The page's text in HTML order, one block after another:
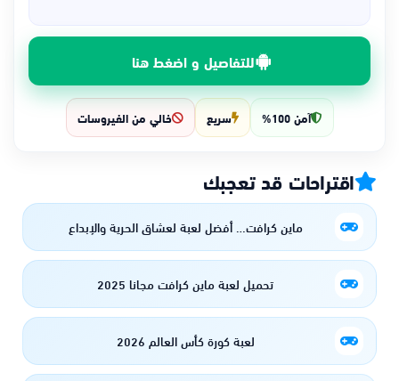
للتفاصيل و اضغط هنا
آمن 100% سريع خالي من الفيروسات
اقتراحات قد تعجبك
ماين كرافت… أفضل لعبة لعشاق الحرية والإبداع
تحميل لعبة ماين كرافت مجانا 2025
لعبة كورة كأس العالم 2026